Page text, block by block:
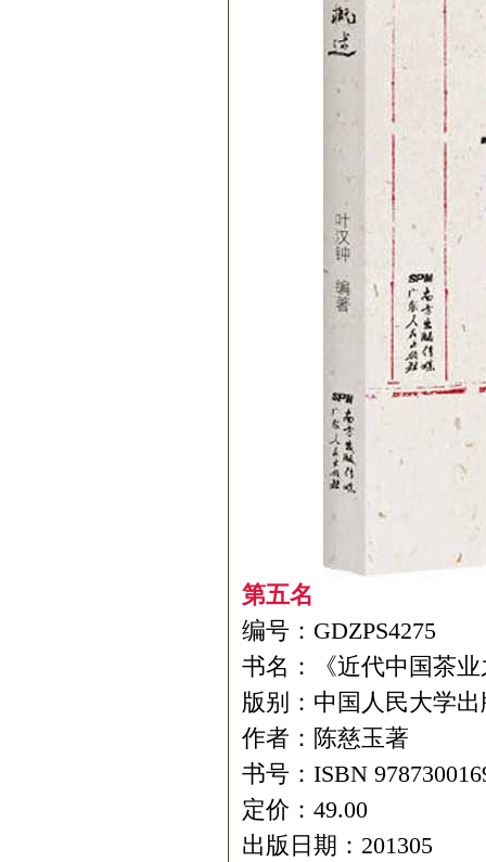
第五名
编号：GDZPS4275
书名：《近代中国茶
版别：中国人民大学
作者：陈慈玉著
书号：ISBN
定价：49.00
出版日期：201305